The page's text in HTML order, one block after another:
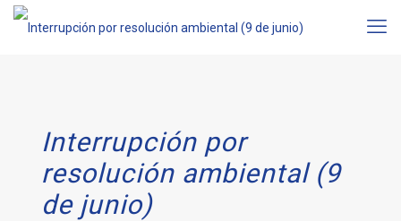
Interrupción por
resolución ambiental (9
de junio)